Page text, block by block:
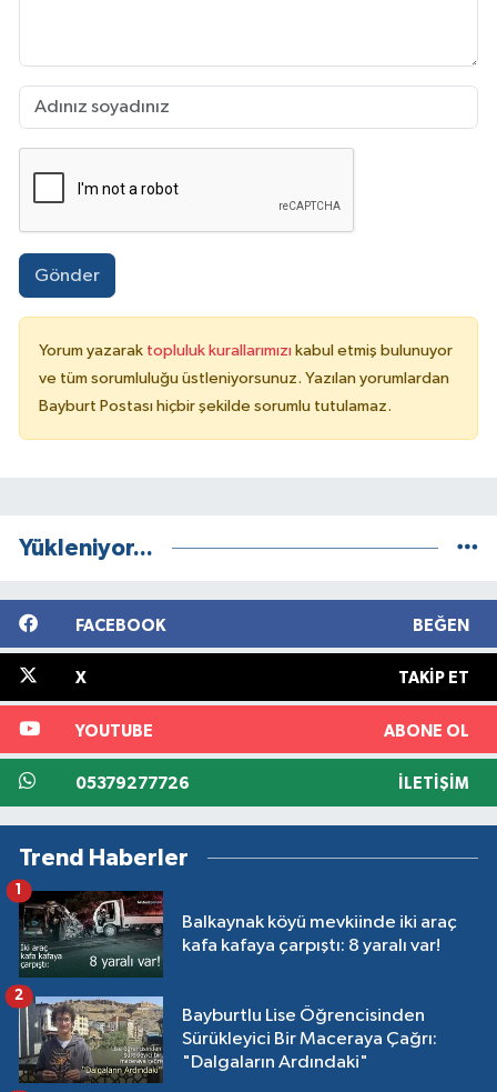
Gönder
Yorum yazarak topluluk kurallarımızı kabul etmiş bulunuyor
ve tüm sorumluluğu üstleniyorsunuz. Yazılan yorumlardan
Bayburt Postası hiçbir şekilde sorumlu tutulamaz.
Yükleniyor...
FACEBOOK BEĞEN
X TAKIP ET
YOUTUBE ABONE OL
05379277726 İLETIŞIM
Trend Haberler
Balkaynak köyü mevkiinde iki araç
kafa kafaya çarpıştı: 8 yaralı var!
1
Bayburtlu Lise Öğrencisinden
Sürükleyici Bir Maceraya Çağrı:
"Dalgaların Ardındaki"
2